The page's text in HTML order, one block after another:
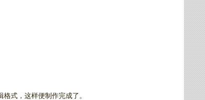
式，这样便制作完成了。